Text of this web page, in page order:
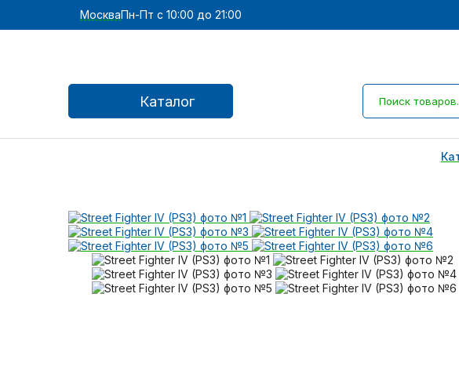
МоскваПн-Пт с 10:00 до 21:00
Каталог